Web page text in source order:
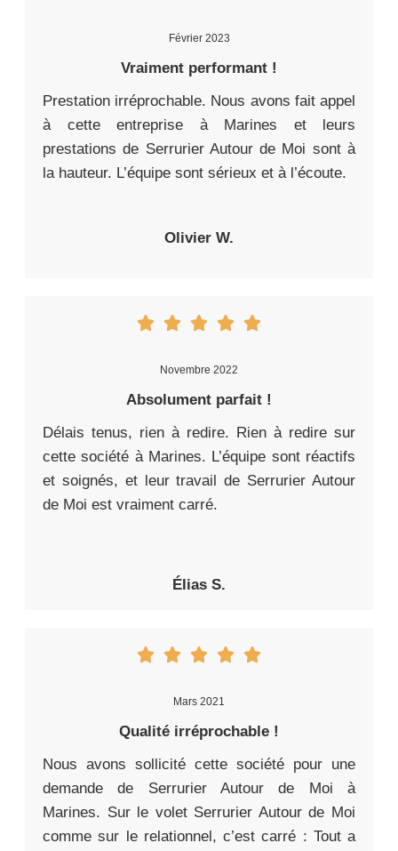
Février 2023
Vraiment performant !
Prestation irréprochable. Nous avons fait appel
à cette entreprise à Marines et leurs
prestations de Serrurier Autour de Moi sont à
la hauteur. L’équipe sont sérieux et à l’écoute.
Olivier W.
Novembre 2022
Absolument parfait !
Délais tenus, rien à redire. Rien à redire sur
cette société à Marines. L’équipe sont réactifs
et soignés, et leur travail de Serrurier Autour
de Moi est vraiment carré.
Élias S.
Mars 2021
Qualité irréprochable !
Nous avons sollicité cette société pour une
demande de Serrurier Autour de Moi à
Marines. Sur le volet Serrurier Autour de Moi
comme sur le relationnel, c’est carré : Tout a